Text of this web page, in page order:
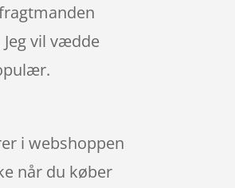
vil vædde
i webshoppen
når du køber